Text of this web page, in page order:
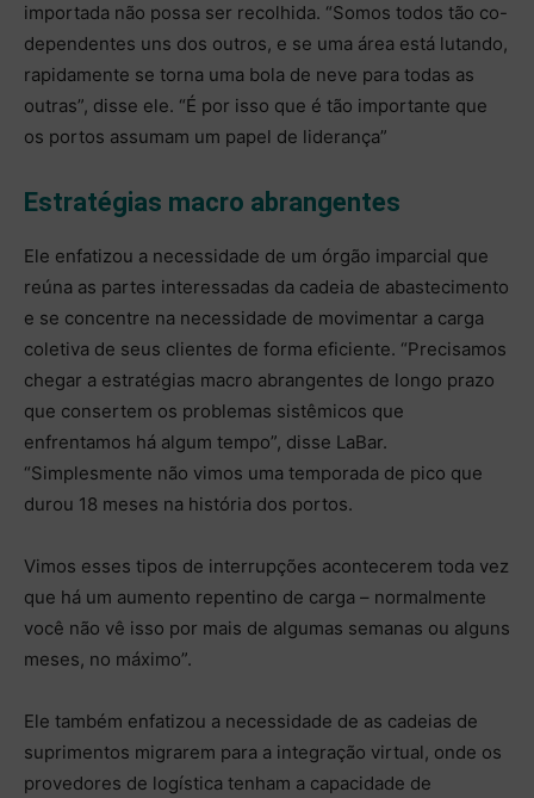
importada não possa ser recolhida. “Somos todos tão co-
dependentes uns dos outros, e se uma área está lutando,
rapidamente se torna uma bola de neve para todas as
outras”, disse ele. “É por isso que é tão importante que
os portos assumam um papel de liderança”
Estratégias macro abrangentes
Ele enfatizou a necessidade de um órgão imparcial que
reúna as partes interessadas da cadeia de abastecimento
e se concentre na necessidade de movimentar a carga
coletiva de seus clientes de forma eficiente. “Precisamos
chegar a estratégias macro abrangentes de longo prazo
que consertem os problemas sistêmicos que
enfrentamos há algum tempo”, disse LaBar.
“Simplesmente não vimos uma temporada de pico que
durou 18 meses na história dos portos.
Vimos esses tipos de interrupções acontecerem toda vez
que há um aumento repentino de carga – normalmente
você não vê isso por mais de algumas semanas ou alguns
meses, no máximo”.
Ele também enfatizou a necessidade de as cadeias de
suprimentos migrarem para a integração virtual, onde os
provedores de logística tenham a capacidade de